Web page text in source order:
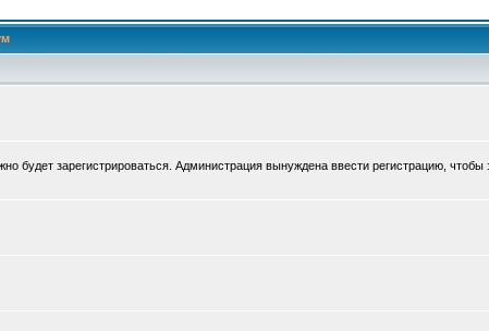
будет зарегистрироваться. Администрация вынуждена ввести регистрацию, чтобы